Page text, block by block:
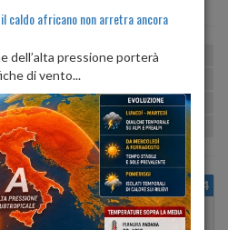
min:16º max:23º U:69%
min:24º max:26º
min:18º max:27º U:79% 89%
min: 15º max:17º U:90%
MAR 11 MER 12 GIO 13 VEN 14
caldo africano non arretra ancora
dell’alta pressione porterà
di vento...